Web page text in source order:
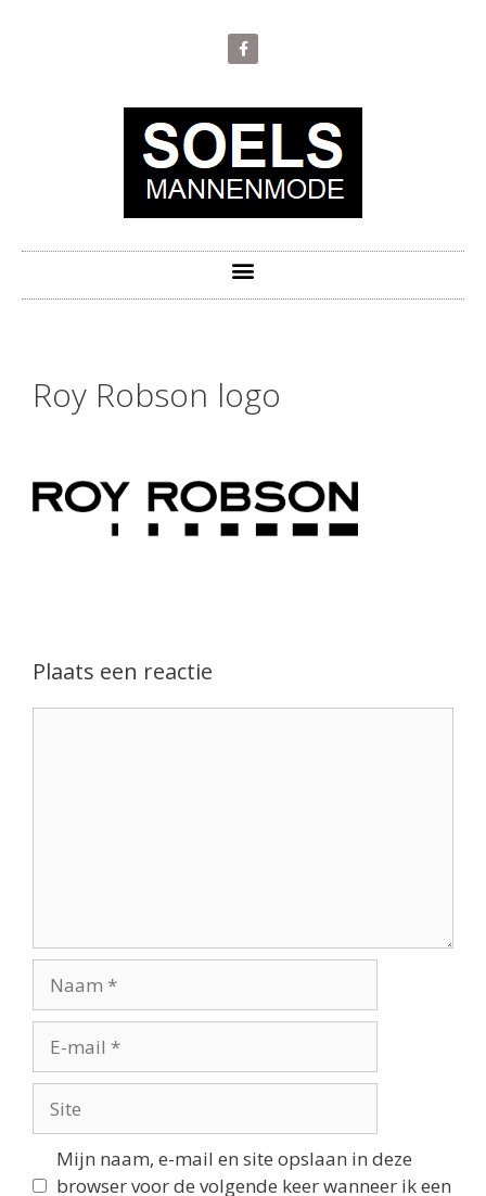
Roy Robson logo
Plaats een reactie
Mijn naam, e-mail en site opslaan in deze
browser voor de volgende keer wanneer ik een